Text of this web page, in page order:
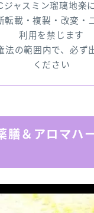
ジャスミン瑠璃地楽
転載・複製・改変・
利用を禁じます
法の範囲内で、必ず
ください
膳＆アロマハ